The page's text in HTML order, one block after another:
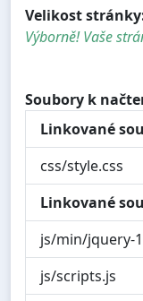
Velikost
Výborně! Vaše
Soubory k
Linkované
css/style.css
Linkované
js/min/jquery-
js/scripts.js